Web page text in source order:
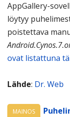
AppGallery-
löytyy
poistettava
ovat listattuna
Lähde: Dr. Web
MAINOS